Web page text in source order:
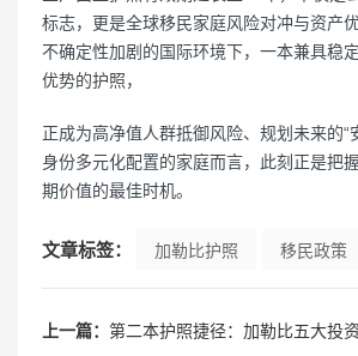
标志，更是全球移民家庭风险对冲与资产
不确定性加剧的国际环境下，一本兼具稳
优势的护照，
正成为高净值人群抵御风险、规划未来的“
身份多元化配置的家庭而言，此刻正是把
期价值的最佳时机。
文章标签： 加勒比护照 移民政策
上一篇： 第二本护照捷径：加勒比五大投